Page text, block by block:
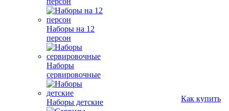
Наборы на 12
персон
Наборы
сервировочные
Наборы детские
Как купить